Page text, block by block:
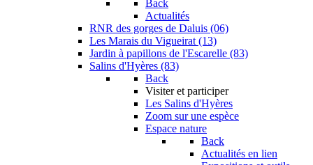
Back
Actualités
RNR des gorges de Daluis (06)
Les Marais du Vigueirat (13)
Jardin à papillons de l'Escarelle (83)
Salins d'Hyères (83)
Back
Visiter et participer
Les Salins d'Hyères
Zoom sur une espèce
Espace nature
Back
Actualités en lien